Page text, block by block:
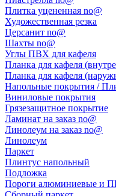
Плитка уцененная no@
Художественная резка
Церсанит no@
Шахты no@
Углы ПВХ для кафеля
Планка для кафеля
Планка для кафеля
Напольные покрытия /
Виниловые покрытия
Грязезащитное покрытие
Ламинат на заказ no@
Линолеум на заказ no@
Линолеум
Паркет
Плинтус напольный
Подложка
Пороги алюминиевые и